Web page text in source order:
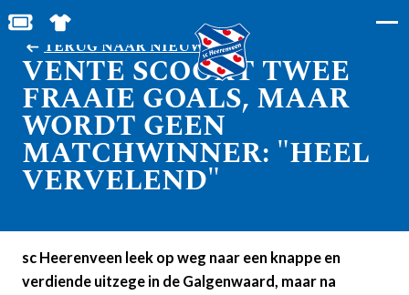
BESTEL JOUW TICKETS
SHOP IN DE FEANSTORE
TERUG NAAR NIEUWS
VENTE SCOORT TWEE
FRAAIE GOALS, MAAR
WORDT GEEN
MATCHWINNER: "HEEL
VERVELEND"
sc Heerenveen leek op weg naar een knappe en
verdiende uitzege in de Galgenwaard, maar na